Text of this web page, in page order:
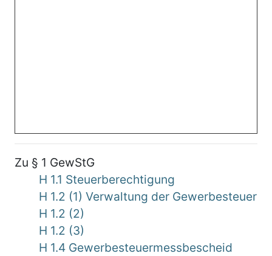
Zu § 1 GewStG
H 1.1 Steuerberechtigung
H 1.2 (1) Verwaltung der Gewerbesteuer
H 1.2 (2)
H 1.2 (3)
H 1.4 Gewerbesteuermessbescheid